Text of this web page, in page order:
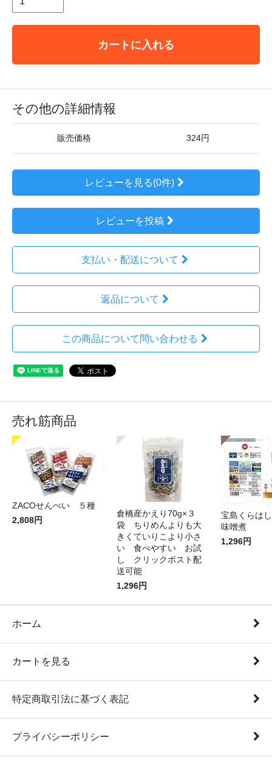
カートに入れる
その他の詳細情報
販売価格 324円
レビューを見る(0件)
レビューを投稿
支払い・配送について
返品について
この商品について問い合わせる
売れ筋商品
ZACOせんべい ５種
2,808円
倉橋産かえり70g×３
袋 ちりめんよりも大
きくていりこより小さ
い 食べやすい お試
し クリックポスト配
送可能
1,296円
宝島くらは
味噌煮
1,296円
ホーム
カートを見る
特定商取引法に基づく表記
プライバシーポリシー